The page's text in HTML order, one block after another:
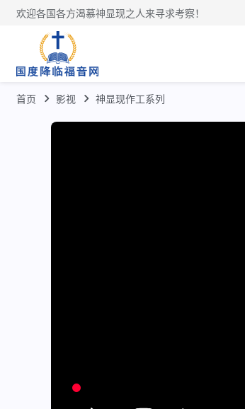
欢迎各国各方渴慕神显现之人来寻求考察！
首页 影视 神显现作工系列